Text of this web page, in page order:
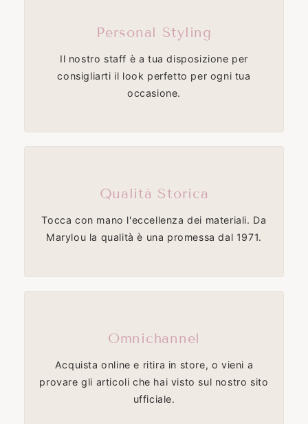
Personal Styling
Il nostro staff è a tua disposizione per
consigliarti il look perfetto per ogni tua
occasione.
Qualità Storica
Tocca con mano l'eccellenza dei materiali. Da
Marylou la qualità è una promessa dal 1971.
Omnichannel
Acquista online e ritira in store, o vieni a
provare gli articoli che hai visto sul nostro sito
ufficiale.